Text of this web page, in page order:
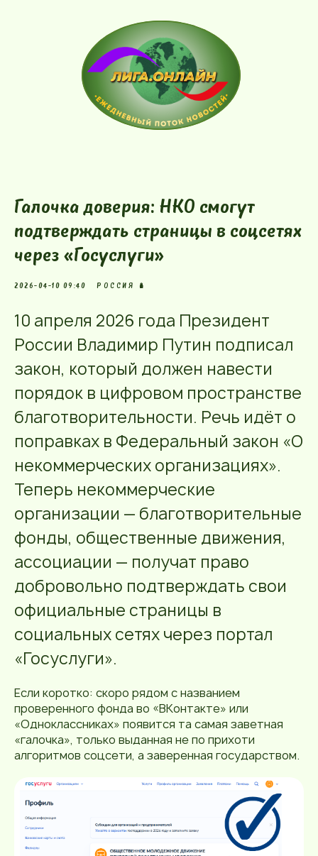
Галочка доверия: НКО смогут
подтверждать страницы в соцсетях
через «Госуслуги»
2026-04-10 09:40 РОССИЯ 🪆
10 апреля 2026 года Президент
России Владимир Путин подписал
закон, который должен навести
порядок в цифровом пространстве
благотворительности. Речь идёт о
поправках в Федеральный закон «О
некоммерческих организациях».
Теперь некоммерческие
организации — благотворительные
фонды, общественные движения,
ассоциации — получат право
добровольно подтверждать свои
официальные страницы в
социальных сетях через портал
«Госуслуги».
Если коротко: скоро рядом с названием
проверенного фонда во «ВКонтакте» или
«Одноклассниках» появится та самая заветная
«галочка», только выданная не по прихоти
алгоритмов соцсети, а заверенная государством.